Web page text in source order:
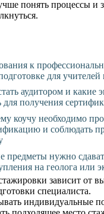
понять процессы и
к
для учителей
аудитором и какие
для получения
коучу необходимо
и соблюдать
предметы нужно
на геолога или
зависит от
специалиста.
индивидуальные